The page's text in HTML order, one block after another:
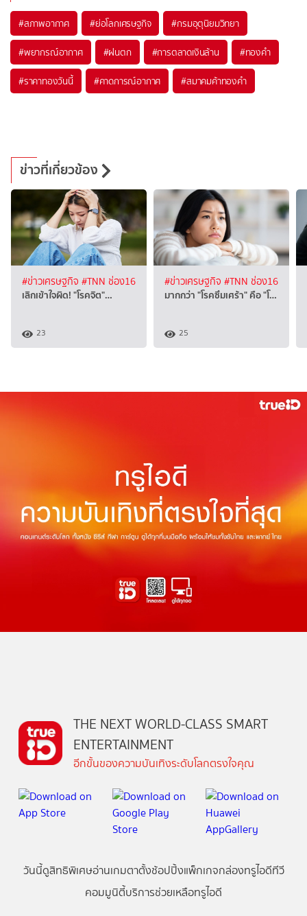
#สภาพอากาศ #ย่อโลกเศรษฐกิจ #กรมอุตุนิยมวิทยา
#พยากรณ์อากาศ #ฝนตก #การตลาดเงินล้าน #ทองคำ
#ราคาทองวันนี้ #คาดการณ์อากาศ #สมาคมค้าทองคำ
ข่าวที่เกี่ยวข้อง
#ข่าวเศรษฐกิจ #TNN ช่อง16
เลิกเข้าใจผิด! "โรคจิต"…
23
#ข่าวเศรษฐกิจ #TNN ช่อง16
มากกว่า "โรคซึมเศร้า" คือ "โ…
25
THE NEXT WORLD-CLASS SMART
ENTERTAINMENT
อีกขั้นของความบันเทิงระดับโลกตรงใจคุณ
วันนี้ดูสิทธิพิเศษอ่านเกมตาตั้งช้อปปิ้งแพ็กเกจกล่องทรูไอดีทีวี
คอมมูนิตี้บริการช่วยเหลือทรูไอดี